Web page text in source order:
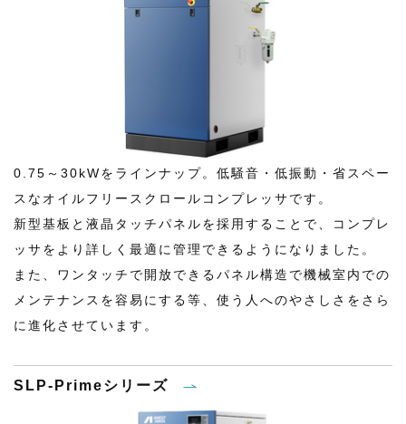
0.75～30kWをラインナップ。低騒音・低振動・省スペー
スなオイルフリースクロールコンプレッサです。
新型基板と液晶タッチパネルを採用することで、コンプレ
ッサをより詳しく最適に管理できるようになりました。
また、ワンタッチで開放できるパネル構造で機械室内での
メンテナンスを容易にする等、使う人へのやさしさをさら
に進化させています。
SLP-Primeシリーズ